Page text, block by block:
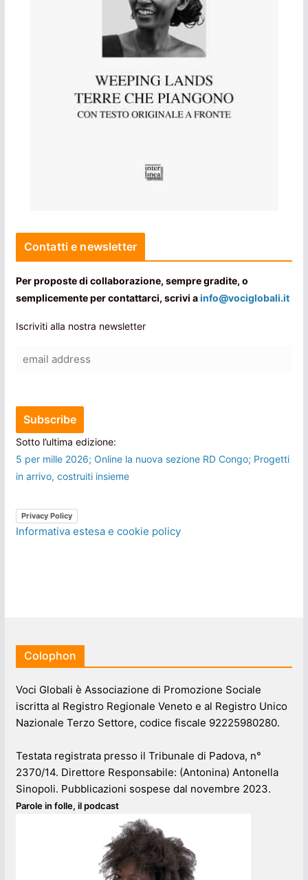
Contatti e newsletter
Per proposte di collaborazione, sempre gradite, o
semplicemente per contattarci, scrivi ainfo@vociglobali.it
Iscriviti alla nostra newsletter
Sotto l’ultima edizione:
5 per mille 2026; Online la nuova sezione RD Congo; Progetti
in arrivo, costruiti insieme
Privacy Policy
Informativa estesa e cookie policy
Colophon
Voci Globali è Associazione di Promozione Sociale
iscritta al Registro Regionale Veneto e al Registro Unico
Nazionale Terzo Settore, codice fiscale 92225980280.
Testata registrata presso il Tribunale di Padova, n°
2370/14. Direttore Responsabile: (Antonina) Antonella
Sinopoli. Pubblicazioni sospese dal novembre 2023.
Parole in folle, il podcast